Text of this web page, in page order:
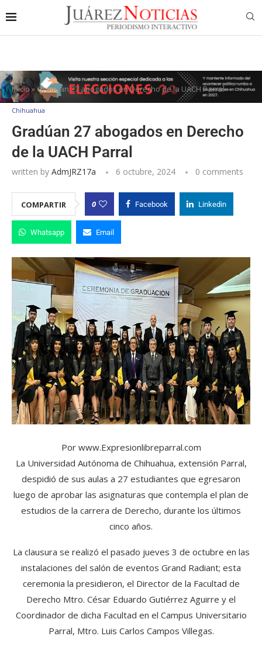
Inicio»Gradúan 27 abogados en Derecho de la UACH Parral
Chihuahua
Gradúan 27 abogados en Derecho
de la UACH Parral
written by AdmJRZ17a 6 octubre, 2024 0 comments
COMPARTIR 0 Facebook Linkedin
Whatsapp Email
Por www.Expresionlibreparral.com
La Universidad Autónoma de Chihuahua, extensión Parral,
despidió de sus aulas a 27 estudiantes que egresaron
luego de aprobar las asignaturas que contempla el plan de
estudios de la carrera de Derecho, durante los últimos
cinco años.
La clausura se realizó el pasado jueves 3 de octubre en las
instalaciones del salón de eventos Grand Radiant; esta
ceremonia la presidieron, el Director de la Facultad de
Derecho Mtro. César Eduardo Gutiérrez Aguirre y el
Coordinador de dicha Facultad en el Campus Universitario
Parral, Mtro. Luis Carlos Campos Villegas.